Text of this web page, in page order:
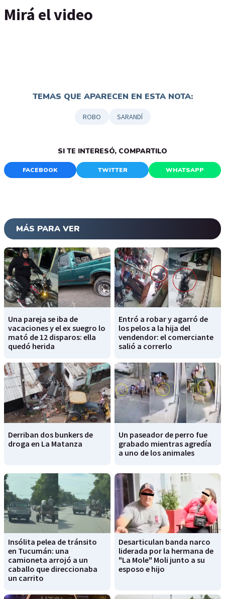
Mirá el video
TEMAS QUE APARECEN EN ESTA NOTA:
ROBO SARANDÍ
SI TE INTERESÓ, COMPARTILO
FACEBOOK TWITTER WHATSAPP
MÁS PARA VER
Una pareja se iba de
vacaciones y el ex suegro lo
mató de 12 disparos: ella
quedó herida
Entró a robar y agarró de
los pelos a la hija del
vendendor: el comerciante
salió a correrlo
Derriban dos bunkers de
droga en La Matanza
Un paseador de perro fue
grabado mientras agredía
a uno de los animales
Insólita pelea de tránsito
en Tucumán: una
camioneta arrojó a un
caballo que direccionaba
un carrito
Desarticulan banda narco
liderada por la hermana de
"La Mole" Moli junto a su
esposo e hijo